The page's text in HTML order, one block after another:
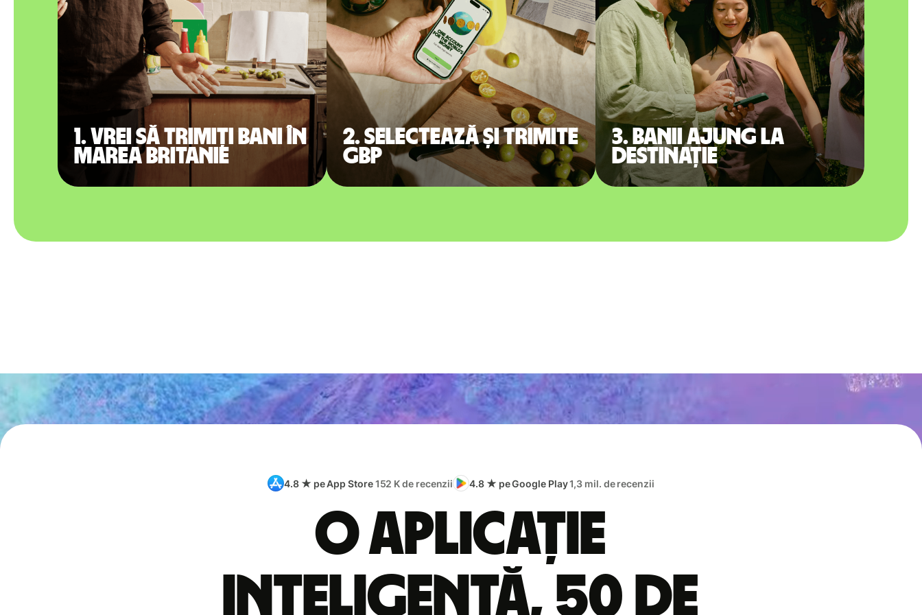
1. Vrei să trimiți bani în
Marea Britanie
2. Selectează și trimite
GBP
3. Banii ajung la
destinație
4.8 ★ pe App Store152 K de recenzii 4.8 ★ pe Google Play1,3 mil. de recenzii
O aplicație
inteligentă, 50 de